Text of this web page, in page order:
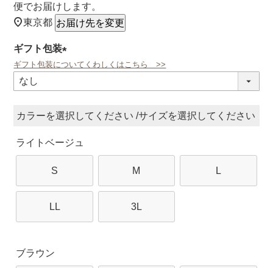
便でお届けします。
東京都 お届け先を変更
ギフト包装
(必
ギフト包装についてくわしくはこちら >>
カラー サイズ
ライトベージュ
S M L
LL 3L
ブラウン